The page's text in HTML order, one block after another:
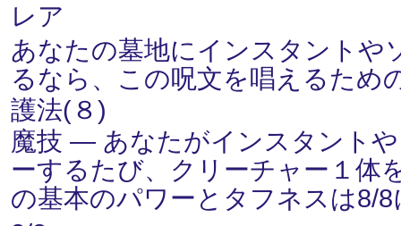
レア
あなたの墓地にインスタントや
るなら、この呪文を唱えるため
護法(８)
魔技 ― あなたがインスタント
ーするたび、クリーチャー１体
の基本のパワーとタフネスは8/